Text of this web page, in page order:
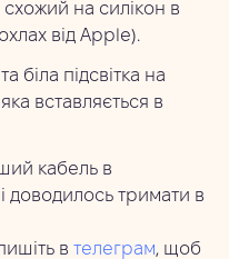
на силікон в
від Apple).
біла підсвітка на
вставляється в
кабель в
доводилось тримати в
в телеграм, щоб